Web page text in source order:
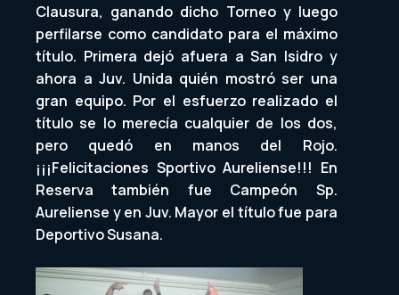
Clausura, ganando dicho Torneo y luego
perfilarse como candidato para el máximo
título. Primera dejó afuera a San Isidro y
ahora a Juv. Unida quién mostró ser una
gran equipo. Por el esfuerzo realizado el
título se lo merecía cualquier de los dos,
pero quedó en manos del Rojo.
¡¡¡Felicitaciones Sportivo Aureliense!!! En
Reserva también fue Campeón Sp.
Aureliense y en Juv. Mayor el título fue para
Deportivo Susana.